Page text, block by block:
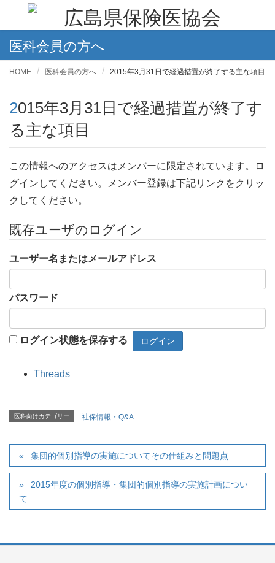
医科会員の方へ
HOME 医科会員の方へ 2015年3月31日で経過措置が終了する主な項目
2015年3月31日で経過措置が終了す
る主な項目
この情報へのアクセスはメンバーに限定されています。ロ
グインしてください。メンバー登録は下記リンクをクリッ
クしてください。
既存ユーザのログイン
ユーザー名またはメールアドレス
パスワード
ログイン状態を保存する
Threads
医科向けカテゴリー 社保情報・Q&A
集団的個別指導の実施についてその仕組みと問題点
2015年度の個別指導・集団的個別指導の実施計画につい
て